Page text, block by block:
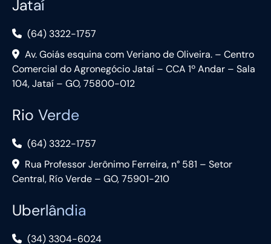
Jataí
(64) 3322-1757
Av. Goiás esquina com Veriano de Oliveira. – Centro
Comercial do Agronegócio Jataí – CCA 1º Andar – Sala
104, Jataí – GO, 75800-012
Rio Verde
(64) 3322-1757
Rua Professor Jerônimo Ferreira, n° 581 – Setor
Central, Río Verde – GO, 75901-210
Uberlândia
(34) 3304-6024